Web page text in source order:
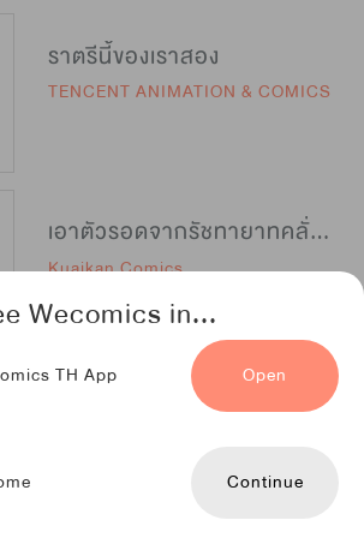
Wecomics in...
TH App Open
Continue
ราตรีนี้ของเราสอง
TENCENT ANIMATION & COMICS
เอาตัวรอดจากรัชทายาทคลั่งรัก
Kuaikan Comics
จอมโจรผู้เลื่องชื่อ